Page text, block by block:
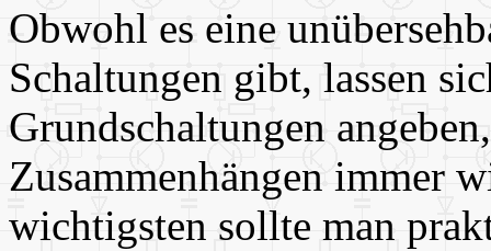
Obwohl es eine
Schaltungen gibt, lassen
Grundschaltungen
Zusammenhängen immer
wichtigsten sollte man